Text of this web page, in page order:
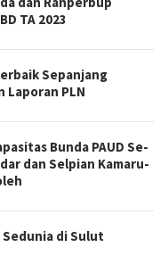
TA 2023
Sepanjang
Laporan PLN
Bunda PAUD Se-
dan Selpian Kamaru-
di Sulut